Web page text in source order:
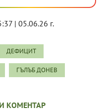
| 05.06.26 г.
ДЕФИЦИТ
ГЪЛЪБ ДОНЕВ
КОМЕНТАР